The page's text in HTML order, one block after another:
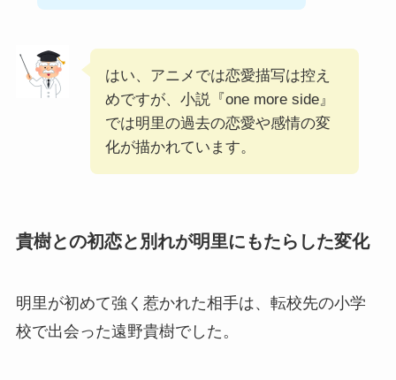
はい、アニメでは恋愛描写は控え
めですが、小説『one more side』
では明里の過去の恋愛や感情の変
化が描かれています。
貴樹との初恋と別れが明里にもたらした変化
明里が初めて強く惹かれた相手は、転校先の小学
校で出会った遠野貴樹でした。